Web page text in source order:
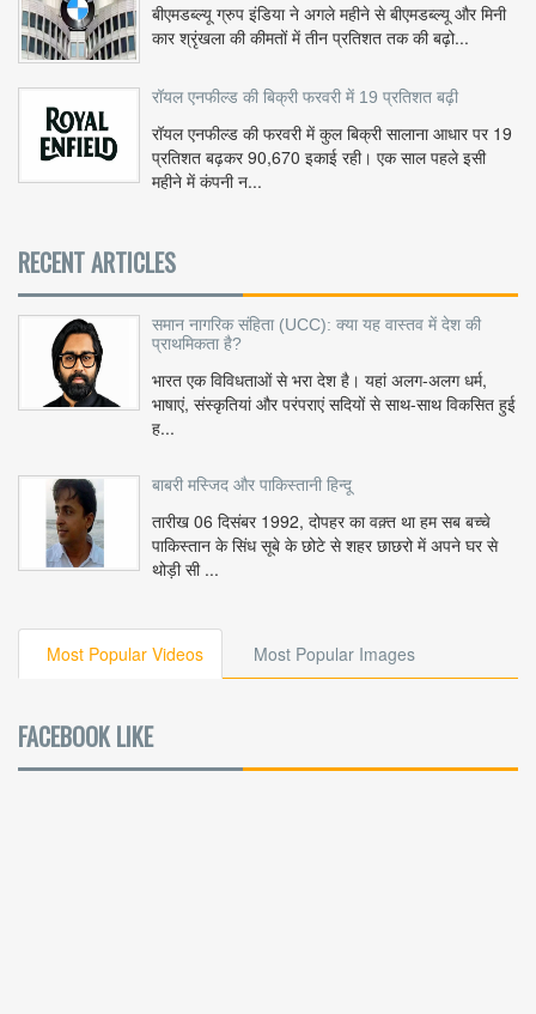
बीएमडब्ल्यू ग्रुप इंडिया ने अगले महीने से बीएमडब्ल्यू और मिनी
कार श्रृंखला की कीमतों में तीन प्रतिशत तक की बढ़ो...
रॉयल एनफील्ड की बिक्री फरवरी में 19 प्रतिशत बढ़ी
रॉयल एनफील्ड की फरवरी में कुल बिक्री सालाना आधार पर 19
प्रतिशत बढ़कर 90,670 इकाई रही। एक साल पहले इसी
महीने में कंपनी न...
RECENT ARTICLES
समान नागरिक संहिता (UCC): क्या यह वास्तव में देश की
प्राथमिकता है?
भारत एक विविधताओं से भरा देश है। यहां अलग-अलग धर्म,
भाषाएं, संस्कृतियां और परंपराएं सदियों से साथ-साथ विकसित हुई
ह...
बाबरी मस्जिद और पाकिस्तानी हिन्दू
तारीख 06 दिसंबर 1992, दोपहर का वक़्त था हम सब बच्चे
पाकिस्तान के सिंध सूबे के छोटे से शहर छाछरो में अपने घर से
थोड़ी सी ...
Most Popular Videos Most Popular Images
FACEBOOK LIKE